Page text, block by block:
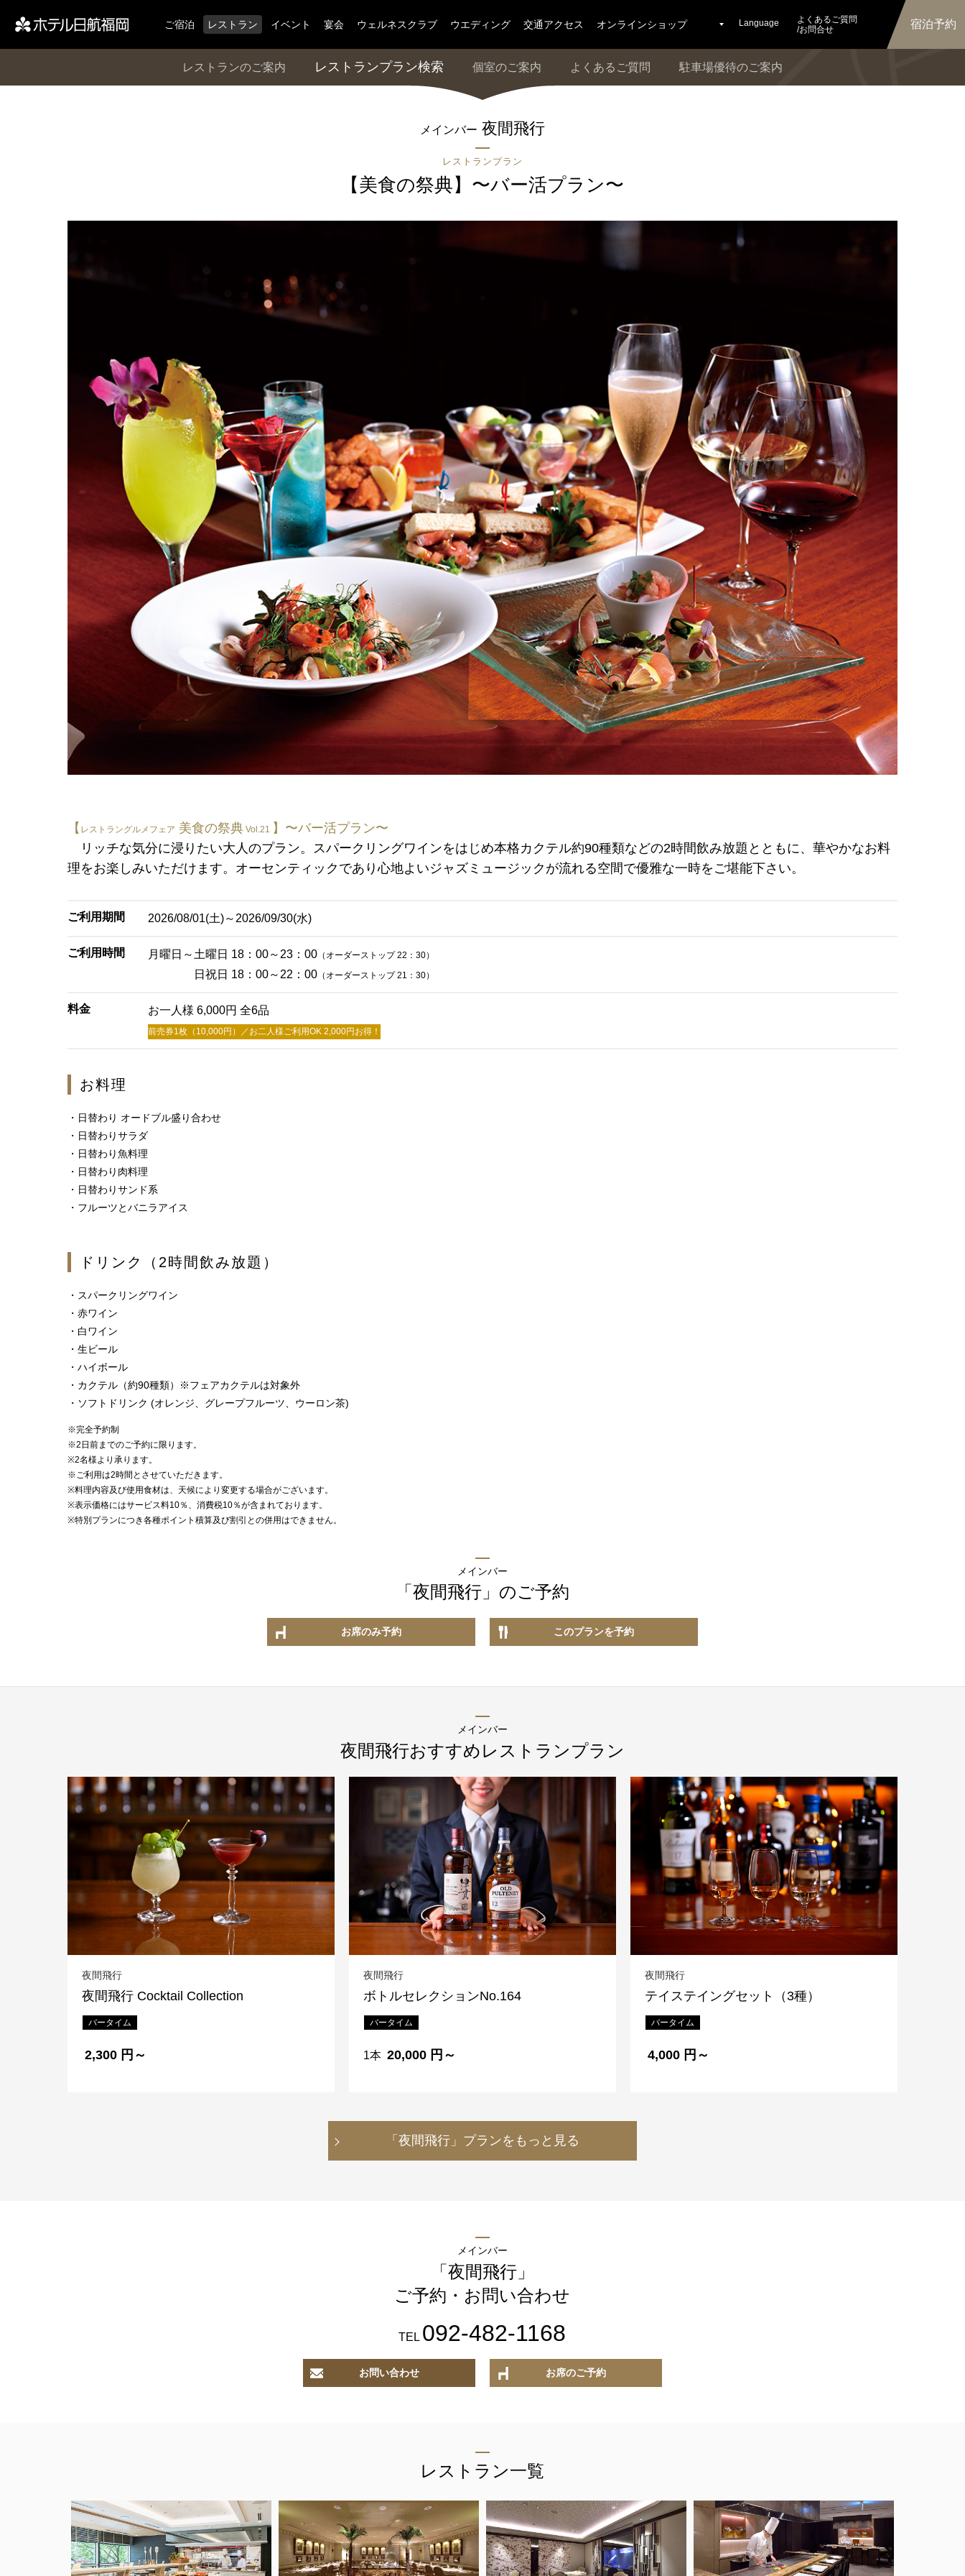
ご宿泊 レストラン イベント 宴会 ウェルネスクラブ ウエディング 交通アクセス オンラインショップ Language
よくあるご質問
/お問合せ
宿泊予約
レストランのご案内 レストランプラン検索 個室のご案内 よくあるご質問 駐車場優待のご案内
メインバー 夜間飛行
レストランプラン
【美食の祭典】〜バー活プラン〜
【 レストラングルメフェア 美食の祭典 Vol.21
】〜バー活プラン〜
リッチな気分に浸りたい大人のプラン。スパークリングワインをはじめ本格カクテル約90種類などの2時間飲み放題とともに、華やかなお料
理をお楽しみいただけます。オーセンティックであり心地よいジャズミュージックが流れる空間で優雅な一時をご堪能下さい。
ご利用期間 2026/08/01(土)～2026/09/30(水)
ご利用時間 月曜日～土曜日 18：00～23：00 （オーダーストップ 22：30）
日祝日 18：00～22：00 （オーダーストップ 21：30）
料金 お一人様 6,000円 全6品
前売券1枚（10,000円）／お二人様ご利用OK 2,000円お得！
お料理
・日替わり オードブル盛り合わせ
・日替わりサラダ
・日替わり魚料理
・日替わり肉料理
・日替わりサンド系
・フルーツとバニラアイス
ドリンク（2時間飲み放題）
・スパークリングワイン
・赤ワイン
・白ワイン
・生ビール
・ハイボール
・カクテル（約90種類）※フェアカクテルは対象外
・ソフトドリンク (オレンジ、グレープフルーツ、ウーロン茶)
※完全予約制
※2日前までのご予約に限ります。
※2名様より承ります。
※ご利用は2時間とさせていただきます。
※料理内容及び使用食材は、天候により変更する場合がございます。
※表示価格にはサービス料10％、消費税10％が含まれております。
※特別プランにつき各種ポイント積算及び割引との併用はできません。
メインバー
「夜間飛行」 のご予約
お席のみ予約 このプランを予約
メインバー
夜間飛行おすすめレストランプラン
夜間飛行
夜間飛行 Cocktail Collection
バータイム
2,300 円～
夜間飛行
ボトルセレクションNo.164
バータイム
1本 20,000 円～
夜間飛行
テイステイングセット（3種）
バータイム
4,000 円～
「夜間飛行」 プランをもっと見る
メインバー
「夜間飛行」
ご予約・お問い合わせ
TEL 092-482-1168
お問い合わせ お席のご予約
レストラン一覧
インターネットにてレストランのお席の
ご予約を承っております
2F カフェレストラン
セリーナ
TEL 092-482-1161
お席のご予約
TEL 092-482-1166
2F 日本料理
お席のご予約
TEL 092-482-1165
お席のご予約
以下のレストランをご利用の場合はお問合せフォームからご連絡頂けますようお願いします